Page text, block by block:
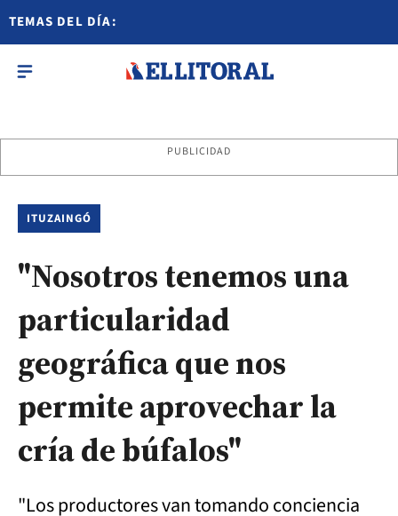
TEMAS DEL DÍA:
PUBLICIDAD
ITUZAINGÓ
"Nosotros tenemos una
particularidad
geográfica que nos
permite aprovechar la
cría de búfalos"
"Los productores van tomando conciencia